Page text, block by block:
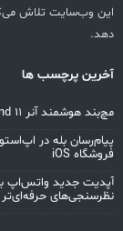
این وب‌سایت تلاش
دهد.
آخرین پرچسب ها
مچ‌بند هوشمند آنر Band 11 با نمایشگر OLED و تشخیص ایست قلبی معرفی شد
پیام‌رسان بله در
فروشگاه iOS
نظرسنجی‌های